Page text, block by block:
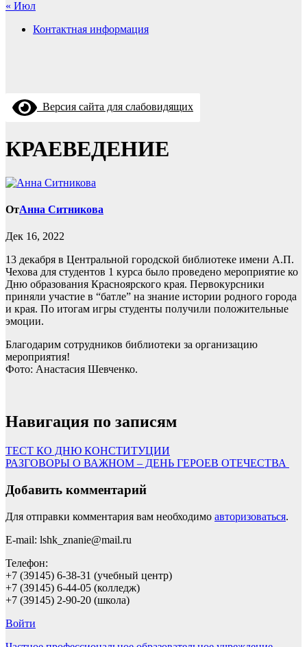
« Июл
Контактная информация
Версия сайта для слабовидящих
КРАЕВЕДЕНИЕ
ОтАнна Ситникова
Дек 16, 2022
13 декабря в Центральной городской библиотеке имени А.П.
Чехова для студентов 1 курса было проведено мероприятие ко
Дню образования Красноярского края. Первокурсники
приняли участие в “батле” на знание истории родного города
и края. По итогам игры студенты получили положительные
эмоции.
Благодарим сотрудников библиотеки за организацию
мероприятия!
Фото: Анастасия Шевченко.
Навигация по записям
ТЕСТ КО ДНЮ КОНСТИТУЦИИ
РАЗГОВОРЫ О ВАЖНОМ – ДЕНЬ ГЕРОЕВ ОТЕЧЕСТВА
Добавить комментарий
Для отправки комментария вам необходимо авторизоваться.
E-mail: lshk_znanie@mail.ru
Телефон:
+7 (39145) 6-38-31 (учебный центр)
+7 (39145) 6-44-05 (колледж)
+7 (39145) 2-90-20 (школа)
Войти